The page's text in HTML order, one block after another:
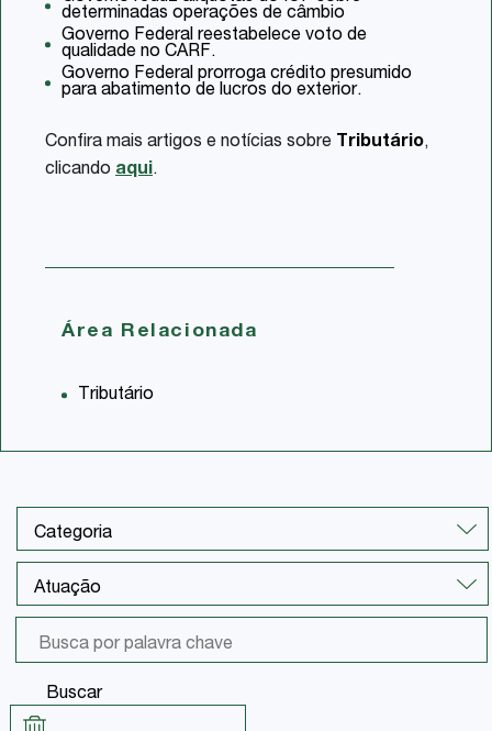
determinadas operações de câmbio
Governo Federal reestabelece voto de
qualidade no CARF.
Governo Federal prorroga crédito presumido
para abatimento de lucros do exterior.
Confira mais artigos e notícias sobre Tributário,
clicando aqui.
Área Relacionada
Tributário
Buscar